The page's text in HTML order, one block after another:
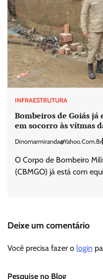
INFRAESTRUTURA
Bombeiros de Goiás já
em socorro às vítmas
Dinomarmiranda@yahoo.com.br
O Corpo de Bombeiro
(CBMGO) já está com
Deixe um comentário
Você precisa fazer o login
Pesquise no Blog